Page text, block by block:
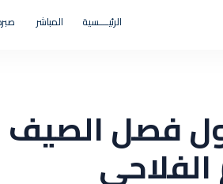
الرئيــــسية المباشر
فصل
الفلاحي